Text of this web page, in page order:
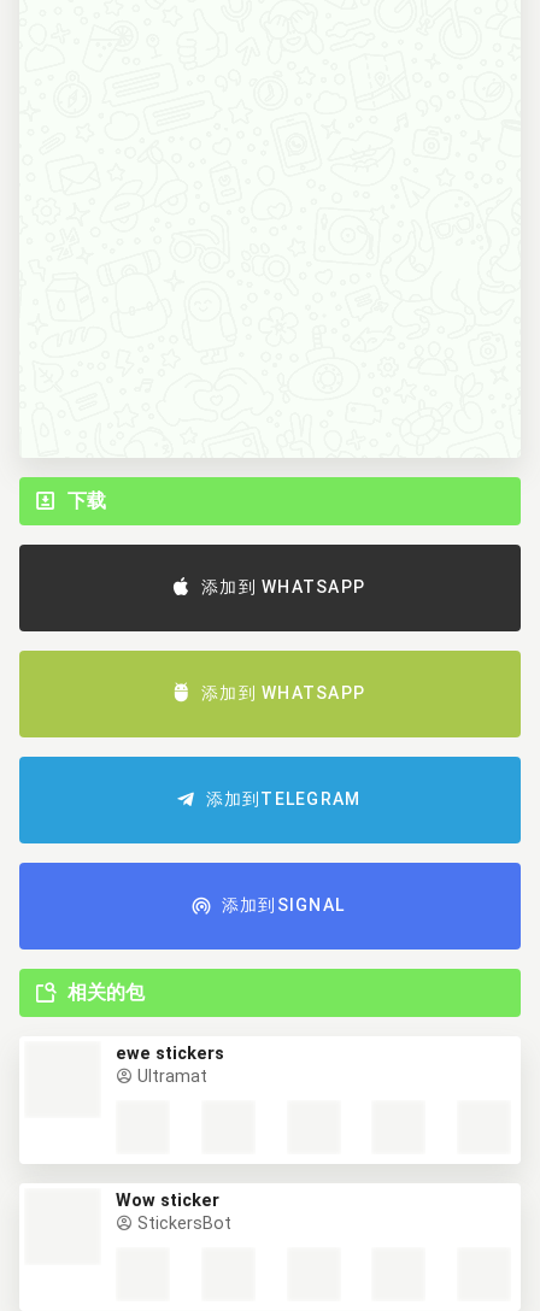
下载
添加到 WHATSAPP
添加到 WHATSAPP
添加到TELEGRAM
添加到SIGNAL
相关的包
ewe stickers
Ultramat
Wow sticker
StickersBot